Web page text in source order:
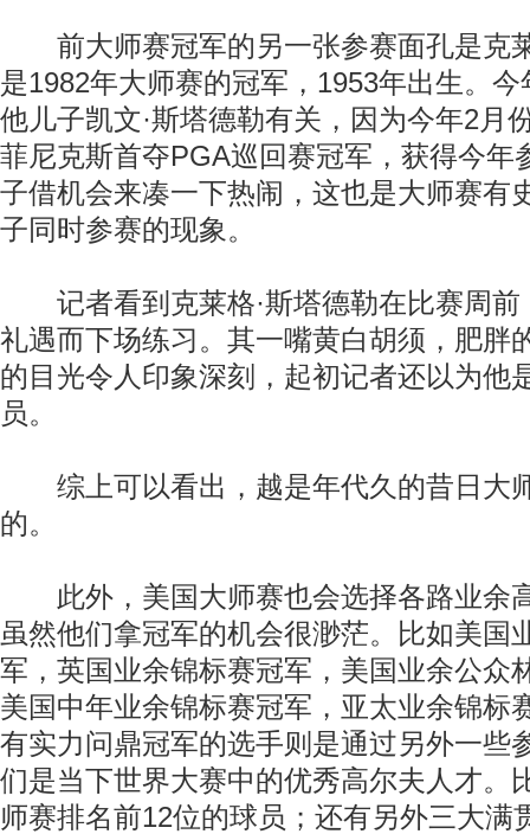
前大师赛冠军的另一张参赛面孔是克
是1982年大师赛的冠军，1953年出生。
他儿子凯文·斯塔德勒有关，因为今年2月
菲尼克斯首夺PGA巡回赛冠军，获得今年
子借机会来凑一下热闹，这也是大师赛有
子同时参赛的现象。
记者看到克莱格·斯塔德勒在比赛周前
礼遇而下场练习。其一嘴黄白胡须，肥胖
的目光令人印象深刻，起初记者还以为他
员。
综上可以看出，越是年代久的昔日大
的。
此外，美国大师赛也会选择各路业余
虽然他们拿冠军的机会很渺茫。比如美国
军，英国业余锦标赛冠军，美国业余公众
美国中年业余锦标赛冠军，亚太业余锦标
有实力问鼎冠军的选手则是通过另外一些
们是当下世界大赛中的优秀高尔夫人才。
师赛排名前12位的球员；还有另外三大满